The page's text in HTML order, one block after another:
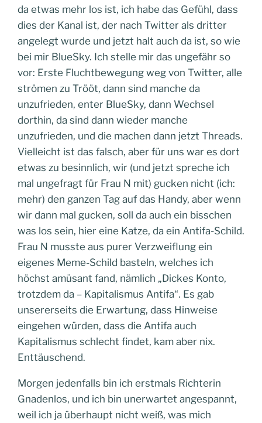
da etwas mehr los ist, ich habe das Gefühl, dass
dies der Kanal ist, der nach Twitter als dritter
angelegt wurde und jetzt halt auch da ist, so wie
bei mir BlueSky. Ich stelle mir das ungefähr so
vor: Erste Fluchtbewegung weg von Twitter, alle
strömen zu Trööt, dann sind manche da
unzufrieden, enter BlueSky, dann Wechsel
dorthin, da sind dann wieder manche
unzufrieden, und die machen dann jetzt Threads.
Vielleicht ist das falsch, aber für uns war es dort
etwas zu besinnlich, wir (und jetzt spreche ich
mal ungefragt für Frau N mit) gucken nicht (ich:
mehr) den ganzen Tag auf das Handy, aber wenn
wir dann mal gucken, soll da auch ein bisschen
was los sein, hier eine Katze, da ein Antifa-Schild.
Frau N musste aus purer Verzweiflung ein
eigenes Meme-Schild basteln, welches ich
höchst amüsant fand, nämlich „Dickes Konto,
trotzdem da – Kapitalismus Antifa“. Es gab
unsererseits die Erwartung, dass Hinweise
eingehen würden, dass die Antifa auch
Kapitalismus schlecht findet, kam aber nix.
Enttäuschend.
Morgen jedenfalls bin ich erstmals Richterin
Gnadenlos, und ich bin unerwartet angespannt,
weil ich ja überhaupt nicht weiß, was mich